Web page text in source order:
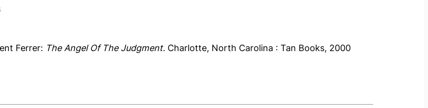
Ferrer: The Angel Of The Judgment. Charlotte, North Carolina : Tan Books, 2000